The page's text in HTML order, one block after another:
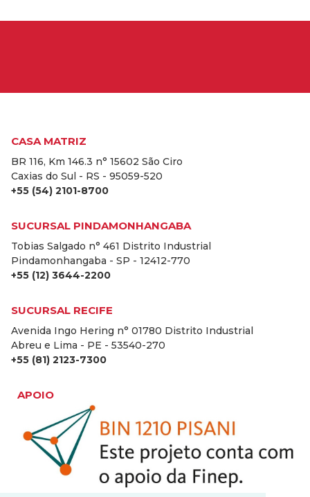
CASA MATRIZ
BR 116, Km 146.3 n° 15602 São Ciro
Caxias do Sul - RS - 95059-520
+55 (54) 2101-8700
SUCURSAL PINDAMONHANGABA
Tobias Salgado n° 461 Distrito Industrial
Pindamonhangaba - SP - 12412-770
+55 (12) 3644-2200
SUCURSAL RECIFE
Avenida Ingo Hering n° 01780 Distrito Industrial
Abreu e Lima - PE - 53540-270
+55 (81) 2123-7300
APOIO